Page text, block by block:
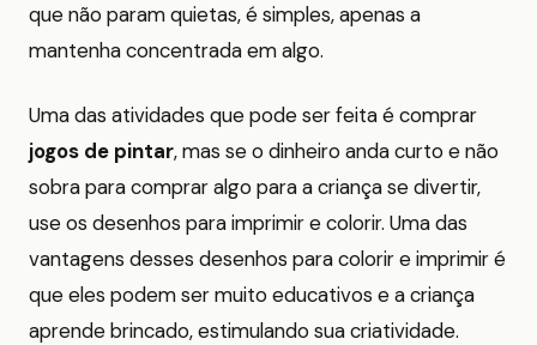
que não param quietas, é simples, apenas a
mantenha concentrada em algo.
Uma das atividades que pode ser feita é comprar
jogos de pintar, mas se o dinheiro anda curto e não
sobra para comprar algo para a criança se divertir,
use os desenhos para imprimir e colorir. Uma das
vantagens desses desenhos para colorir e imprimir é
que eles podem ser muito educativos e a criança
aprende brincado, estimulando sua criatividade.